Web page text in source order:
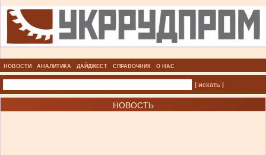
НОВОСТИ АНАЛИТИКА ДАЙДЖЕСТ СПРАВОЧНИК О НАС
| искать |
НОВОСТЬ